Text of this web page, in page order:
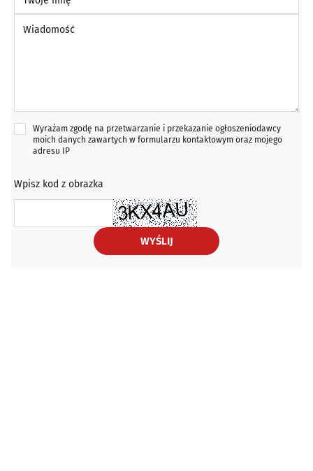
Wyrażam zgodę na przetwarzanie i przekazanie ogłoszeniodawcy
moich danych zawartych w formularzu kontaktowym oraz mojego
adresu IP
Wpisz kod z obrazka
WYŚLIJ